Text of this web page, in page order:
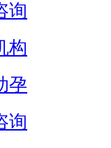
询
构
孕
询